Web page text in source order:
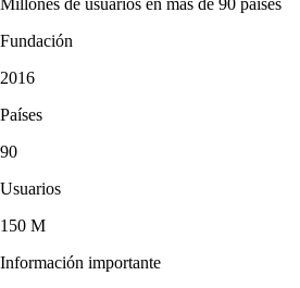
Fundación
2016
Países
90
Usuarios
150 M
Información importante